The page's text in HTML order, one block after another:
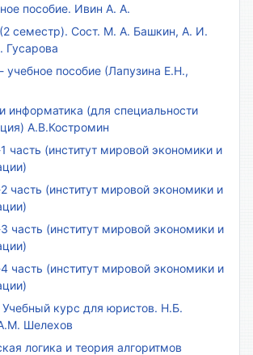
пособие. Ивин А. А.
семестр). Сост. М. А. Башкин, А. И.
Гусарова
учебное пособие (Лапузина Е.Н.,
информатика (для специальности
А.В.Костромин
часть (институт мировой экономики и
часть (институт мировой экономики и
часть (институт мировой экономики и
часть (институт мировой экономики и
курс для юристов. Н.Б.
Шелехов
логика и теория алгоритмов